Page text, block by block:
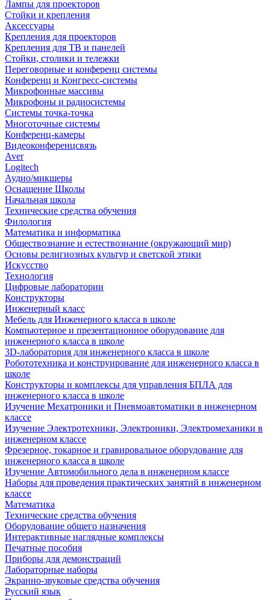
Лампы для проекторов
Стойки и крепления
Аксессуары
Крепления для проекторов
Крепления для ТВ и панелей
Стойки, столики и тележки
Переговорные и конференц системы
Конференц и Конгресс-системы
Микрофонные массивы
Микрофоны и радиосистемы
Системы точка-точка
Многоточные системы
Конференц-камеры
Видеоконференцсвязь
Aver
Logitech
Аудио/микшеры
Оснащение Школы
Начальная школа
Технические средства обучения
Филология
Математика и информатика
Обществознание и естествознание (окружающий мир)
Основы религиозных культур и светской этики
Искусство
Технология
Цифровые лаборатории
Конструкторы
Инженерный класс
Мебель для Инженерного класса в школе
Компьютерное и презентационное оборудование для
инженерного класса в школе
3D-лаборатория для инженерного класса в школе
Робототехника и конструирование для инженерного класса в
школе
Конструкторы и комплексы для управления БПЛА для
инженерного класса в школе
Изучение Мехатроники и Пневмоавтоматики в инженерном
классе
Изучение Электротехники, Электроники, Электромеханики в
инженерном классе
Фрезерное, токарное и гравировальное оборудование для
инженерного класса в школе
Изучение Автомобильного дела в инженерном классе
Наборы для проведения практических занятий в инженерном
классе
Математика
Технические средства обучения
Оборудование общего назначения
Интерактивные наглядные комплексы
Печатные пособия
Приборы для демонстраций
Лабораторные наборы
Экранно-звуковые средства обучения
Русский язык